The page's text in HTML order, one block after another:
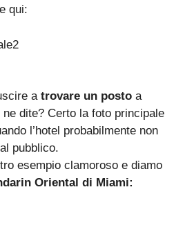
qui:
a trovare un posto a
dite? Certo la foto principale
l’hotel probabilmente non
pubblico.
esempio clamoroso e diamo
Oriental di Miami: